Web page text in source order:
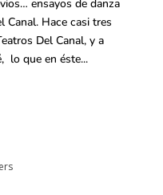
ensayos de danza
Canal. Hace casi tres
Del Canal, y a
lo que en éste...